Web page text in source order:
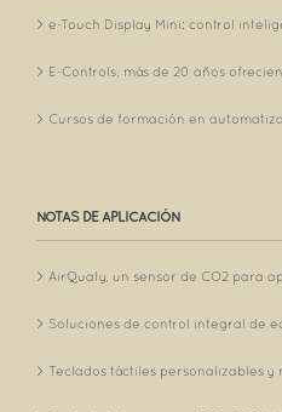
e-Touch Display Mini: control
E-Controls, más de 20 años
Cursos de formación en
NOTAS DE APLICACIÓN
AirQualy, un sensor de CO2 para
Soluciones de control integral de
Teclados táctiles personalizables